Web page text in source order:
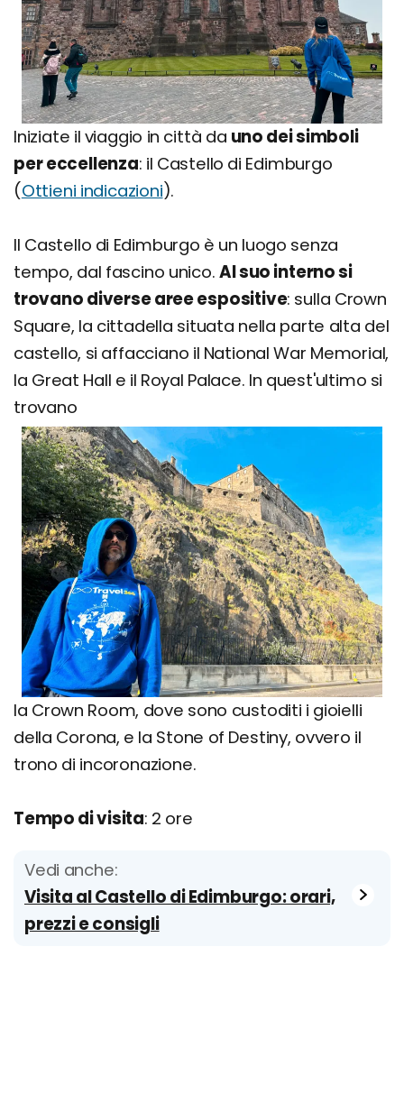
Iniziate il viaggio in città da uno dei simboli
per eccellenza: il Castello di Edimburgo
(Ottieni indicazioni).
Il Castello di Edimburgo è un luogo senza
tempo, dal fascino unico. Al suo interno si
trovano diverse aree espositive: sulla Crown
Square, la cittadella situata nella parte alta del
castello, si affacciano il National War Memorial,
la Great Hall e il Royal Palace. In quest'ultimo si
trovano
la Crown Room, dove sono custoditi i gioielli
della Corona, e la Stone of Destiny, ovvero il
trono di incoronazione.
Tempo di visita: 2 ore
Vedi anche:
Visita al Castello di Edimburgo: orari,
prezzi e consigli